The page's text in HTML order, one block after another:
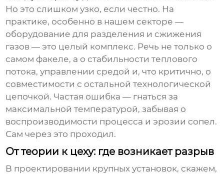
Но это слишком узко, если честно. На
практике, особенно в нашем секторе —
оборудование для разделения и сжижения
газов — это целый комплекс. Речь не только о
самом факеле, а о стабильности теплового
потока, управлении средой и, что критично, о
совместимости с остальной технологической
цепочкой. Частая ошибка — гнаться за
максимальной температурой, забывая о
воспроизводимости процесса и эрозии сопел.
Сам через это проходил.
От теории к цеху: где возникает разрыв
В проектировании крупных установок, скажем,